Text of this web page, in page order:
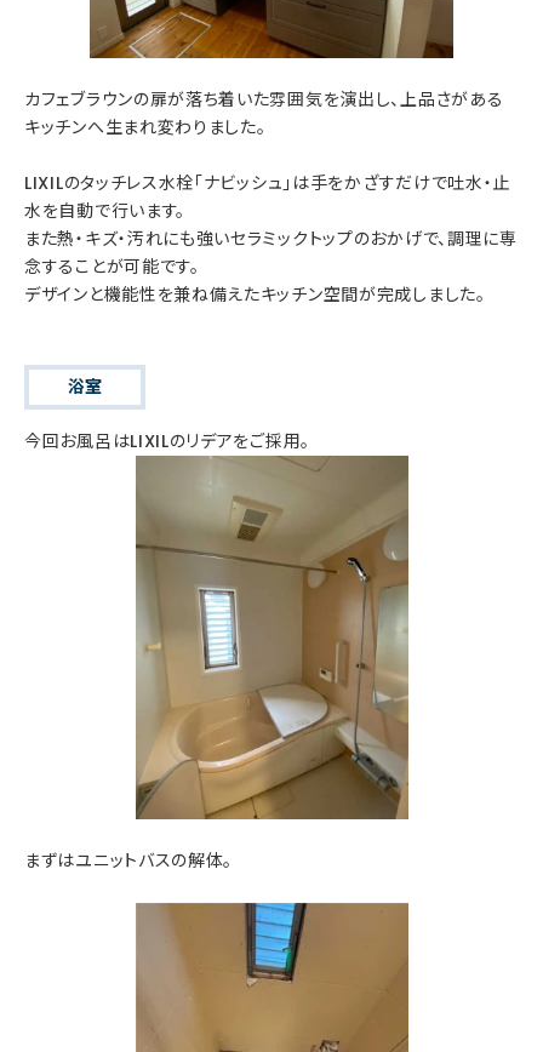
カフェブラウンの扉が落ち着いた雰囲気を演出し、上品さがある
キッチンへ生まれ変わりました。
LIXILのタッチレス水栓「ナビッシュ」は手をかざすだけで吐水・止
水を自動で行います。
また熱・キズ・汚れにも強いセラミックトップのおかげで、調理に専
念することが可能です。
デザインと機能性を兼ね備えたキッチン空間が完成しました。
浴室
今回お風呂はLIXILのリデアをご採用。
まずはユニットバスの解体。